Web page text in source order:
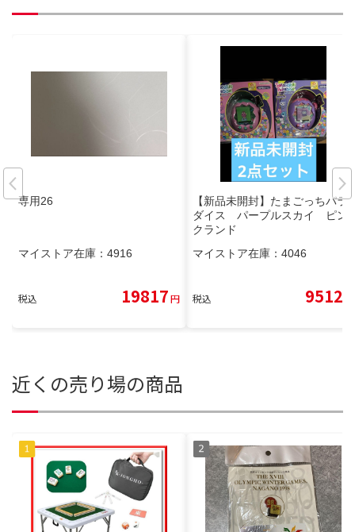
専用26
マイストア在庫： 4916
税込 19817円
【新品未開封】たまごっちパラ
ダイス パープルスカイ ピン
クランド
マイストア在庫： 4046
税込 9512
近くの売り場の商品